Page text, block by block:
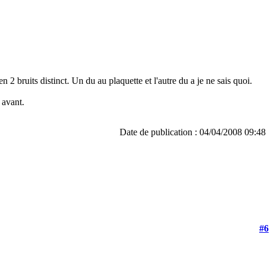
2 bruits distinct. Un du au plaquette et l'autre du a je ne sais quoi.
Date de publication : 04/04/2008 09:48
#6